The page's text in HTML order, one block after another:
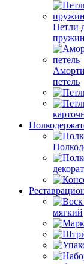
Петли
петель
мягкий